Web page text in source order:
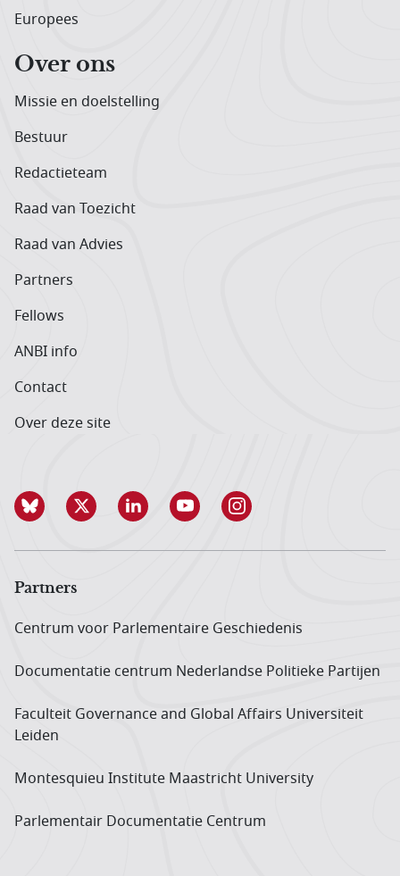
Europees
Over ons
Missie en doelstelling
Bestuur
Redactieteam
Raad van Toezicht
Raad van Advies
Partners
Fellows
ANBI info
Contact
Over deze site
Partners
Centrum voor Parlementaire Geschiedenis
Documentatie centrum Neder­landse Politieke Partijen
Faculteit Governance and Global Affairs Universiteit
Leiden
Montesquieu Institute Maastricht University
Parlementair Documentatie Centrum